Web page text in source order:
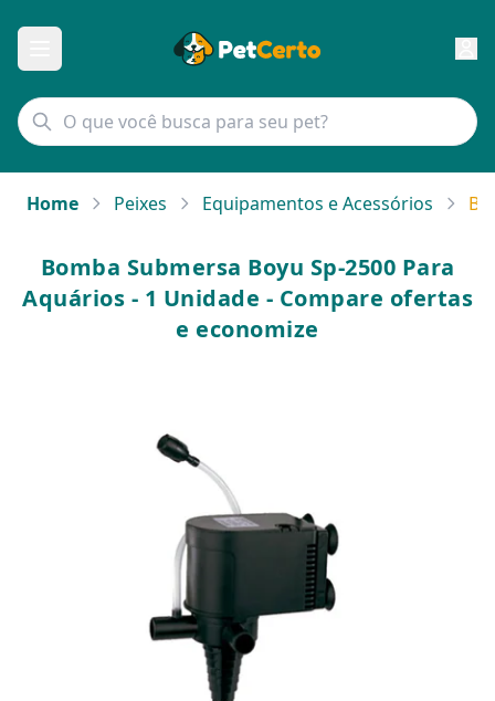
Home Peixes Equipamentos e Acessórios
Bomba Submersa Boyu Sp-2500 Para
Aquários - 1 Unidade - Compare ofertas
e economize